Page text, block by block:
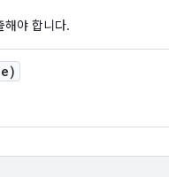
해야 합니다.